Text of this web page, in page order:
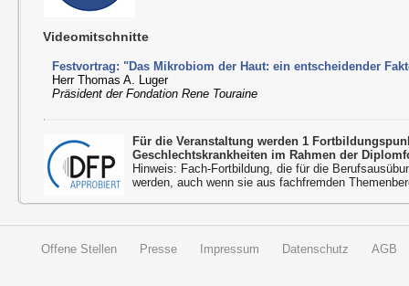
Videomitschnitte
Festvortrag: "Das Mikrobiom der Haut: ein entscheidender
Herr Thomas A. Luger
Präsident der Fondation Rene Touraine
Für die Veranstaltung werden 1
Geschlechtskrankheiten im Rahmen der
Hinweis: Fach-Fortbildung, die für die
werden, auch wenn sie aus fachfremden
Offene Stellen Presse Impressum Datenschutz AGB